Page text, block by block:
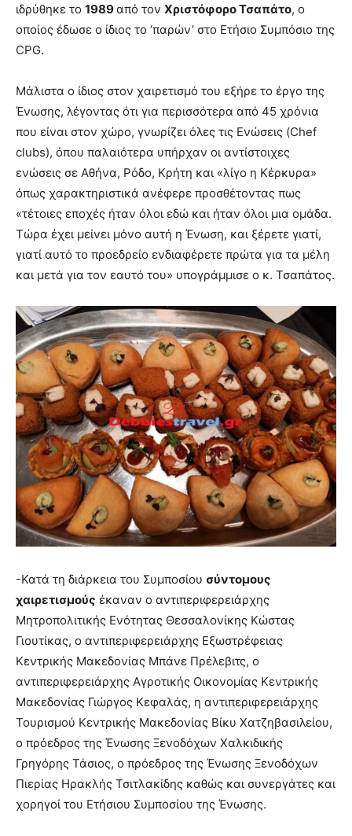
ιδρύθηκε το 1989από τον Χριστόφορο Τσαπάτο, ο
οποίος έδωσε ο ίδιος το ‘παρών’ στο Ετήσιο Συμπόσιο της
CPG.
Μάλιστα ο ίδιος στον χαιρετισμό του εξήρε το έργο της
Ένωσης, λέγοντας ότι για περισσότερα από 45 χρόνια
που είναι στον χώρο, γνωρίζει όλες τις Ενώσεις (Chef
clubs), όπου παλαιότερα υπήρχαν οι αντίστοιχες
ενώσεις σε Αθήνα, Ρόδο, Κρήτη και «λίγο η Κέρκυρα»
όπως χαρακτηριστικά ανέφερε προσθέτοντας πως
«τέτοιες εποχές ήταν όλοι εδώ και ήταν όλοι μια ομάδα.
Τώρα έχει μείνει μόνο αυτή η Ένωση, και ξέρετε γιατί,
γιατί αυτό το προεδρείο ενδιαφέρετε πρώτα για τα μέλη
και μετά για τον εαυτό του» υπογράμμισε ο κ. Τσαπάτος.
-Κατά τη διάρκεια του Συμποσίου σύντομους
χαιρετισμούς έκαναν ο αντιπεριφερειάρχης
Μητροπολιτικής Ενότητας Θεσσαλονίκης Κώστας
Γιουτίκας, ο αντιπεριφερειάρχης Εξωστρέφειας
Κεντρικής Μακεδονίας Μπάνε Πρέλεβιτς, ο
αντιπεριφερειάρχης Αγροτικής Οικονομίας Κεντρικής
Μακεδονίας Γιώργος Κεφαλάς, η αντιπεριφερειάρχης
Τουρισμού Κεντρικής Μακεδονίας Βίκυ Χατζηβασιλείου,
ο πρόεδρος της Ένωσης Ξενοδόχων Χαλκιδικής
Γρηγόρης Τάσιος, ο πρόεδρος της Ένωσης Ξενοδόχων
Πιερίας Ηρακλής Τσιτλακίδης καθώς και συνεργάτες και
χορηγοί του Ετήσιου Συμποσίου της Ένωσης.